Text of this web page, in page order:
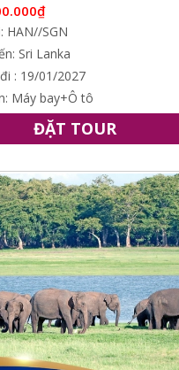
HAN//SGN
Sri Lanka
: 19/01/2027
Máy bay+Ô tô
ĐẶT TOUR